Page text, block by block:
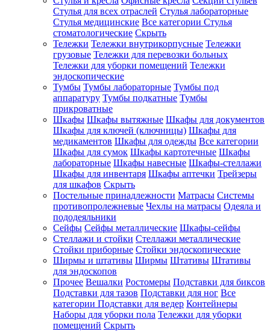
Стулья для всех отраслей Стулья лабораторные
Стулья медицинские Все категории Стулья
стоматологические Скрыть
Тележки Тележки внутрикорпусные Тележки
грузовые Тележки для перевозки больных
Тележки для уборки помещений Тележки
эндоскопические
Тумбы Тумбы лабораторные Тумбы под
аппаратуру Тумбы подкатные Тумбы
прикроватные
Шкафы Шкафы вытяжные Шкафы для документов
Шкафы для ключей (ключницы) Шкафы для
медикаментов Шкафы для одежды Все категории
Шкафы для сумок Шкафы картотечные Шкафы
лабораторные Шкафы навесные Шкафы-стеллажи
Шкафы для инвентаря Шкафы аптечки Трейзеры
для шкафов Скрыть
Постельные принадлежности Матрасы Системы
противопролежневые Чехлы на матрасы Одеяла и
пододеяльники
Сейфы Сейфы металлические Шкафы-сейфы
Стеллажи и стойки Стеллажи металлические
Стойки приборные Стойки эндоскопические
Ширмы и штативы Ширмы Штативы Штативы
для эндоскопов
Прочее Вешалки Ростомеры Подставки для биксов
Подставки для тазов Подставки для ног Все
категории Подставки для ведер Контейнеры
Наборы для уборки пола Тележки для уборки
помещений Скрыть